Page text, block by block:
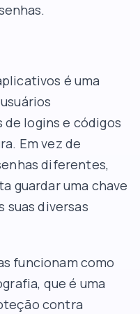
é uma
logins e códigos
Em vez de
diferentes,
guardar uma chave
suas diversas
funcionam como
que é uma
contra